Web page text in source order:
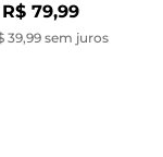
R$ 79,99
39,99 sem juros